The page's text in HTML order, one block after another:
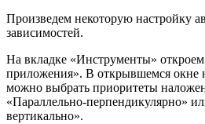
Произведем некоторую настройку
зависимостей.
На вкладке «Инструменты»
приложения». В открывшемся окне
можно выбрать приоритеты
«Параллельно-перпендикулярно»
вертикально».